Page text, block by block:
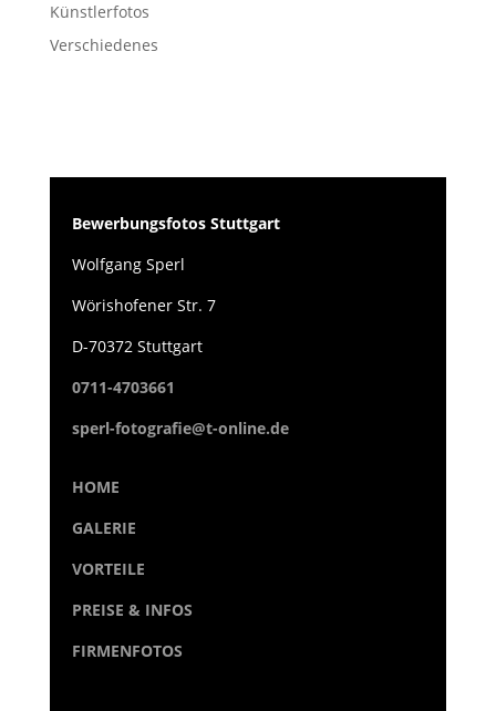
Künstlerfotos
Verschiedenes
Bewerbungsfotos Stuttgart
Wolfgang Sperl
Wörishofener Str. 7
D-70372 Stuttgart
0711-4703661
sperl-fotografie@t-online.de
HOME
GALERIE
VORTEILE
PREISE & INFOS
FIRMENFOTOS